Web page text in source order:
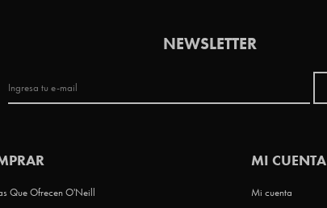
Que Ofrecen O'Neill
MI CUENTA
Mi cuenta
NEWSLETTER